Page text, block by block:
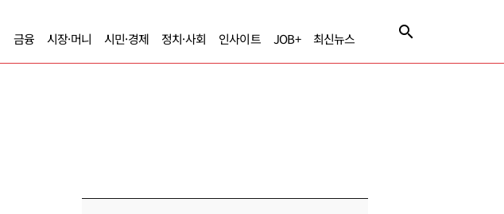
금융 시장·머니 시민·경제 정치·사회 인사이트 JOB+ 최신뉴스